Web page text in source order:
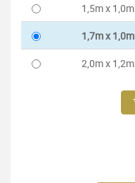
1,5m x 1,0m
1,7m x 1,0m
2,0m x 1,2m